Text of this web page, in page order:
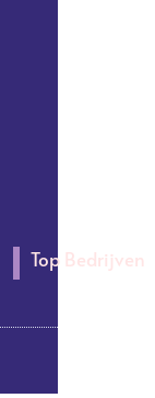
Top Bedrijven